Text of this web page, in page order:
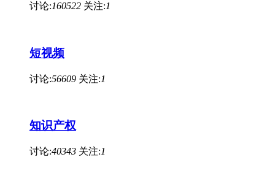
讨论:160522 关注:1
短视频
讨论:56609 关注:1
知识产权
讨论:40343 关注:1